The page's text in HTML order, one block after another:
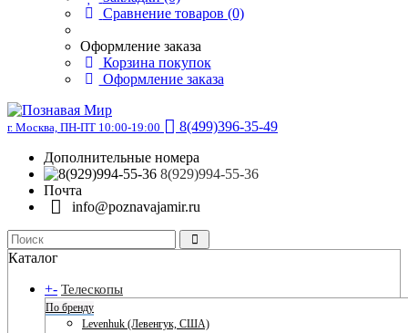
Сравнение товаров (0)
Оформление заказа
Корзина покупок
Оформление заказа
г. Москва, ПН-ПТ 10:00-19:00
8(499)396-35-49
Дополнительные номера
8(929)994-55-36
Почта
info@poznavajamir.ru
Каталог
+- Телескопы
По бренду
Levenhuk (Левенгук, США)